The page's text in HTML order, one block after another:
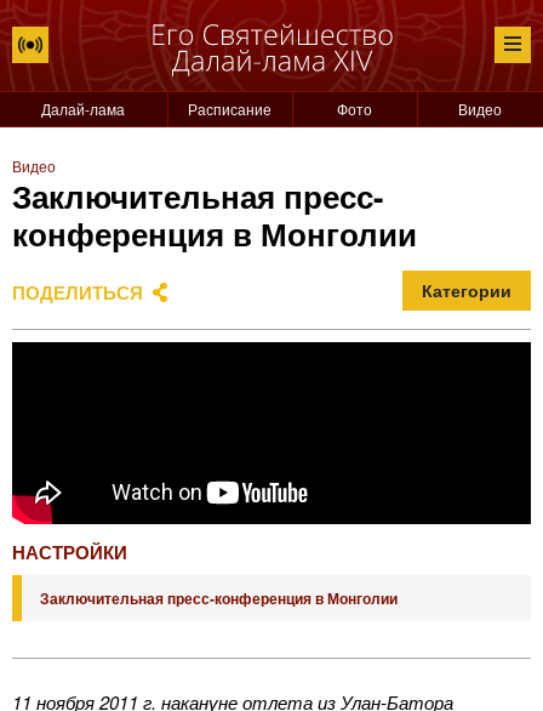
Далай-лама Расписание Фото Видео
Видео
Заключительная пресс-
конференция в Монголии
ПОДЕЛИТЬСЯ Категории
НАСТРОЙКИ
Заключительная пресс-конференция в Монголии
11 ноября 2011 г. накануне отлета из Улан-Батора